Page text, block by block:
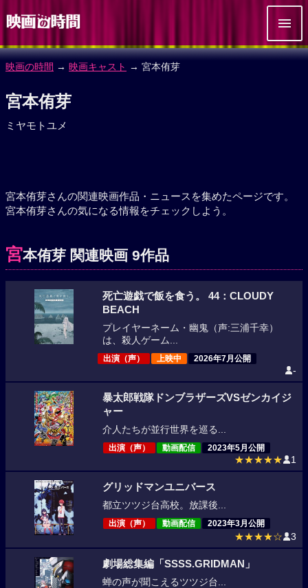
映画の時間 → 映画キャスト → 宮本侑芽
宮本侑芽
ミヤモトユメ
宮本侑芽さんの関連映画作品・ニュースを集めたページです。
宮本侑芽さんの気になる情報をチェックしよう。
宮本侑芽 関連映画 9作品
死亡遊戯で飯を食う。 44：CLOUDY
BEACH
プレイヤーネーム・幽鬼（声:三浦千幸）
は、殺人ゲーム...
出演（声） 上映中 2026年7月公開
-
暴太郎戦隊ドンブラザーズVSゼンカイジ
ャー
介人たちが並行世界を巡る...
出演（声） 動画配信 2023年5月公開
★★★★★ 1
グリッドマンユニバース
都立ツツジ台高校。放課後...
出演（声） 動画配信 2023年3月公開
★★★★☆ 3
劇場総集編「SSSS.GRIDMAN」
蝉の声が聞こえるツツジ台...